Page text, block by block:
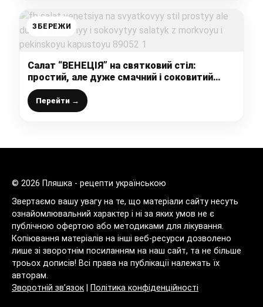
ЗБЕРЕЖИ
Салат “ВЕНЕЦІЯ” на святковий стіл:
простий, але дуже смачний і соковитий
салатик з морквою і пекінською капустою
Перейти →
© 2026 Пляшка - рецепти українською
Звертаємо вашу увагу на те, що матеріали сайту несуть
ознайомлювальний характер і ні за яких умов не є
публічною офертою або методиками для лікування.
Копіювання матеріалів на інші веб-ресурси дозволено
лише зі зворотнім посиланням на наш сайт, та не більше
троьох дописів! Всі права на публікації належать їх
авторам.
Зворотній зв’язок
Політика конфіденційності